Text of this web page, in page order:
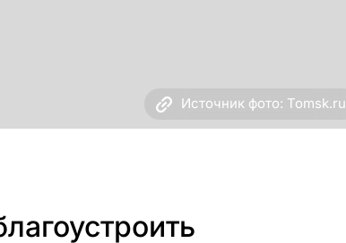
Источник фото: Tomsk.ru